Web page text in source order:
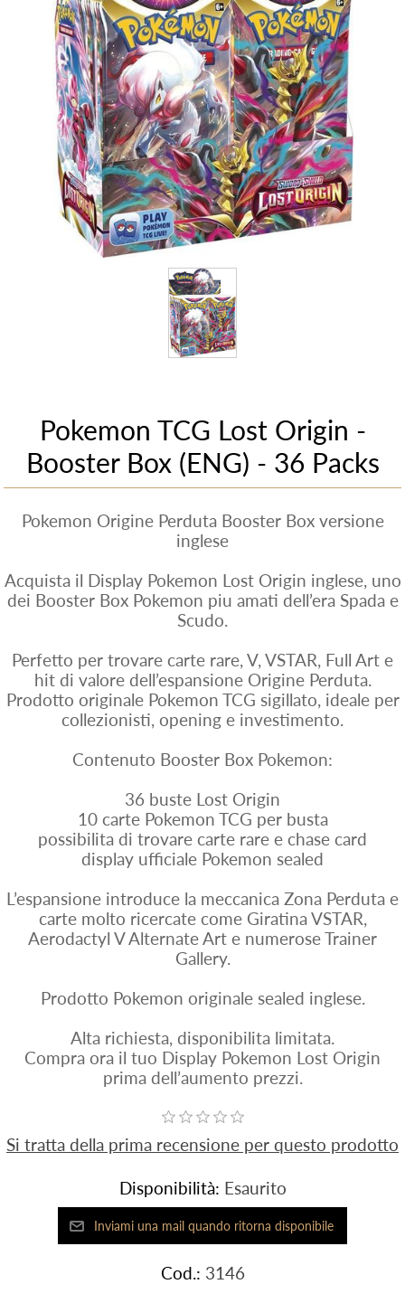
Pokemon TCG Lost Origin -
Booster Box (ENG) - 36 Packs
Pokemon Origine Perduta Booster Box versione
inglese
Acquista il Display Pokemon Lost Origin inglese, uno
dei Booster Box Pokemon piu amati dell’era Spada e
Scudo.
Perfetto per trovare carte rare, V, VSTAR, Full Art e
hit di valore dell’espansione Origine Perduta.
Prodotto originale Pokemon TCG sigillato, ideale per
collezionisti, opening e investimento.
Contenuto Booster Box Pokemon:
36 buste Lost Origin
10 carte Pokemon TCG per busta
possibilita di trovare carte rare e chase card
display ufficiale Pokemon sealed
L’espansione introduce la meccanica Zona Perduta e
carte molto ricercate come Giratina VSTAR,
Aerodactyl V Alternate Art e numerose Trainer
Gallery.
Prodotto Pokemon originale sealed inglese.
Alta richiesta, disponibilita limitata.
Compra ora il tuo Display Pokemon Lost Origin
prima dell’aumento prezzi.
Si tratta della prima recensione per questo prodotto
Disponibilità: Esaurito
Cod.: 3146